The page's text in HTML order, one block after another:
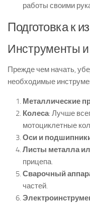
работы своими
Подготовка к
Инструменты
Прежде чем начать,
необходимые
Металлические
Колеса: Лучше
мотоциклетные
Оси и
Листы металла
прицепа.
Сварочный
частей.